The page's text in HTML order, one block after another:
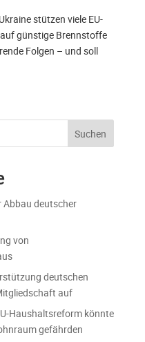
stützen viele EU-
günstige Brennstoffe
Folgen – und soll
Suchen
Abbau deutscher
von
deutschen
auf
Haushaltsreform könnte
gefährden